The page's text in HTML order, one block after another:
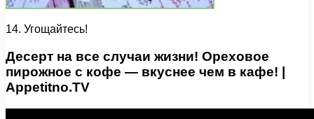
14. Угощайтесь!
Десерт на все случаи жизни! Ореховое
пирожное с кофе — вкуснее чем в кафе! |
Appetitno.TV